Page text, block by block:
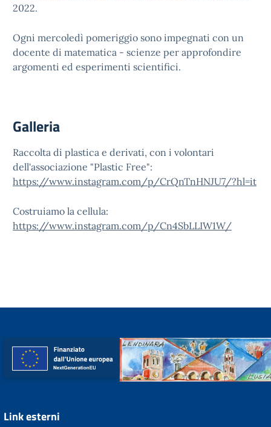
2022.
Ogni mercoledì pomeriggio sono impegnati con un
docente di matematica - scienze per approfondire
argomenti ed esperimenti scientifici.
Galleria
Raccolta di plastica e derivati, con i volontari
dell'associazione "Plastic Free":
https://www.instagram.com/p/CrQnTnHNJU7/?hl=it
Costruiamo la cellula:
https://www.instagram.com/p/Cn4SbLLIW1W/
Link esterni